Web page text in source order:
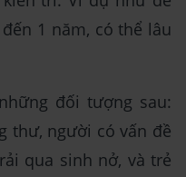
1 năm, có thể lâu
đối tượng sau:
thư, người có vấn đề
qua sinh nở, và trẻ